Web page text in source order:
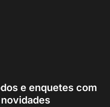
e enquetes com